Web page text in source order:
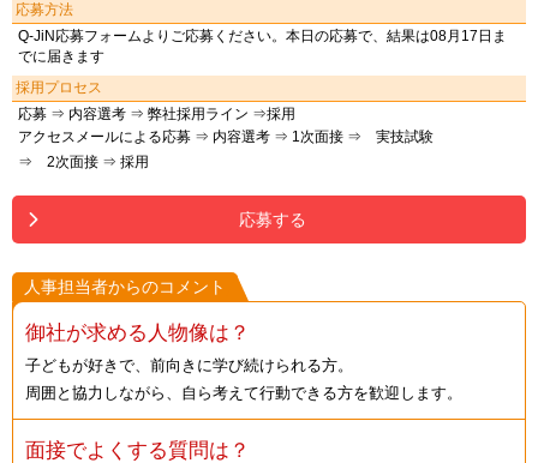
応募方法
Q-JiN応募フォームよりご応募ください。本日の応募で、結果は08月17日ま
でに届きます
採用プロセス
応募 ⇒ 内容選考 ⇒ 弊社採用ライン ⇒採用
アクセスメールによる応募 ⇒ 内容選考 ⇒ 1次面接 ⇒ 実技試験
⇒ 2次面接 ⇒ 採用
応募する
人事担当者からのコメント
御社が求める人物像は？
子どもが好きで、前向きに学び続けられる方。
周囲と協力しながら、自ら考えて行動できる方を歓迎します。
面接でよくする質問は？